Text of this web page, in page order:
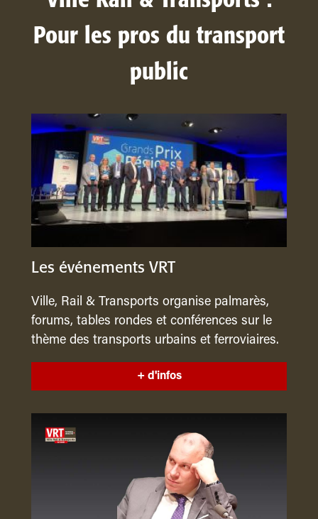
Pour les pros du transport
public
Les événements VRT
Ville, Rail & Transports organise palmarès,
forums, tables rondes et conférences sur le
thème des transports urbains et ferroviaires.
+ d'infos